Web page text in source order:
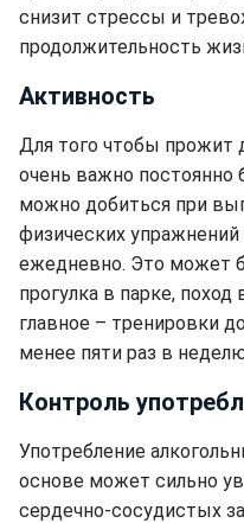
снизит стрессы и
продолжительность
Активность
Для того чтобы
очень важно
можно добиться при
физических
ежедневно. Это может
прогулка в парке,
главное – тренировки
менее пяти раз в
Контроль
Употребление
основе может сильно
сердечно-сосудистых